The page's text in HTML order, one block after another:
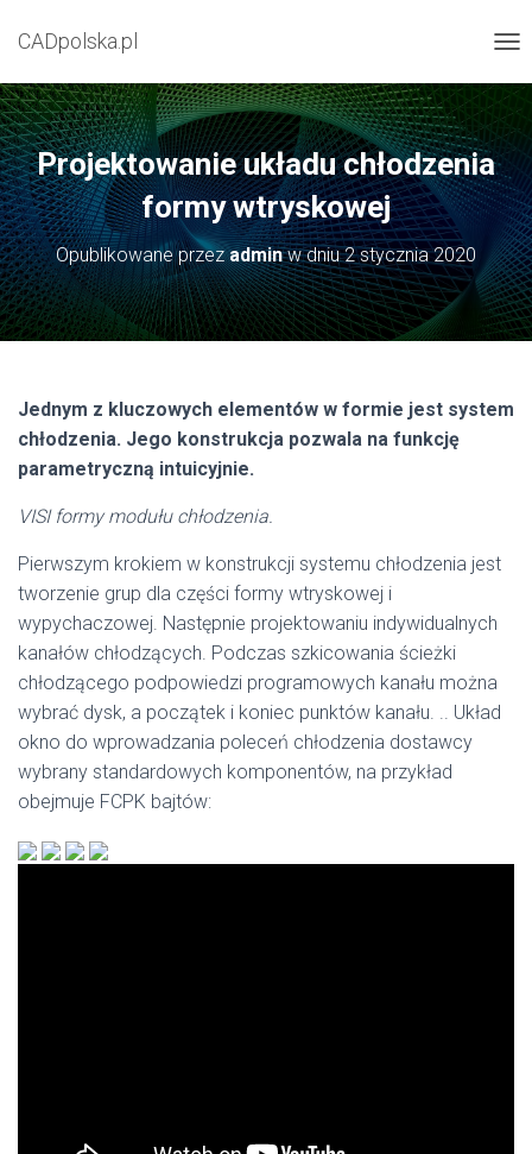
CADpolska.pl
R
Ł
Ą
C
Z
N
A
W
I
G
Ę
Projektowanie układu chłodzenia
formy wtryskowej
Opublikowane przezadminw dniu2 stycznia 2020
Jednym z kluczowych elementów w formie jest system
chłodzenia. Jego konstrukcja pozwala na funkcję
parametryczną intuicyjnie.
VISI formy modułu chłodzenia.
Pierwszym krokiem w konstrukcji systemu chłodzenia jest
tworzenie grup dla części formy wtryskowej i
wypychaczowej. Następnie projektowaniu indywidualnych
kanałów chłodzących. Podczas szkicowania ścieżki
chłodzącego podpowiedzi programowych kanału można
wybrać dysk, a początek i koniec punktów kanału. .. Układ
okno do wprowadzania poleceń chłodzenia dostawcy
wybrany standardowych komponentów, na przykład
obejmuje FCPK bajtów: